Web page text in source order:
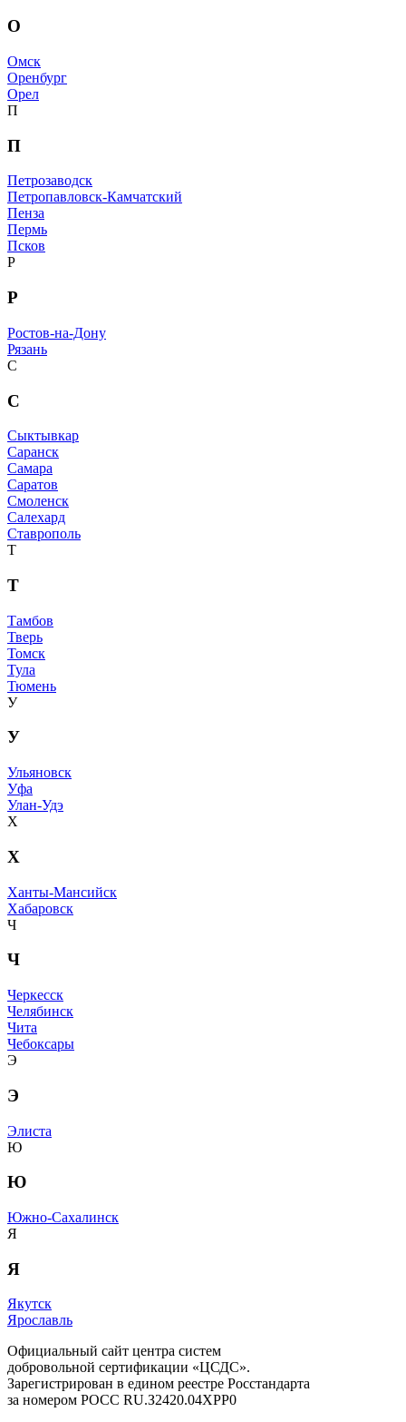
О
Омск
Оренбург
Орел
П
П
Петрозаводск
Петропавловск-Камчатский
Пенза
Пермь
Псков
Р
Р
Ростов-на-Дону
Рязань
С
С
Сыктывкар
Саранск
Самара
Саратов
Смоленск
Салехард
Ставрополь
Т
Т
Тамбов
Тверь
Томск
Тула
Тюмень
У
У
Ульяновск
Уфа
Улан-Удэ
Х
Х
Ханты-Мансийск
Хабаровск
Ч
Ч
Черкесск
Челябинск
Чита
Чебоксары
Э
Э
Элиста
Ю
Ю
Южно-Сахалинск
Я
Я
Якутск
Ярославль
Официальный сайт центра систем
добровольной сертификации «ЦСДС».
Зарегистрирован в едином реестре Росстандарта
за номером РОСС RU.З2420.04ХРР0